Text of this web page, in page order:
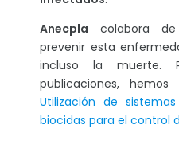
Anecpla colabora
prevenir esta
incluso la muerte.
publicaciones,
Utilización de
biocidas para el control